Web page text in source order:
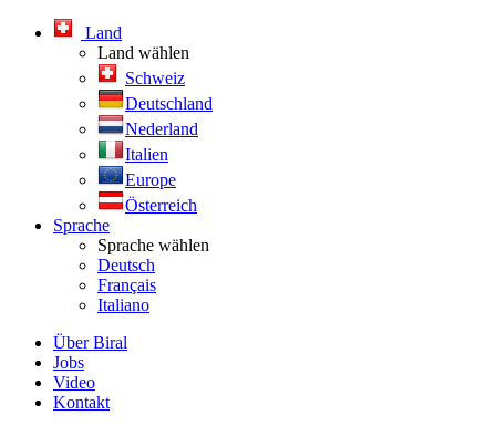
Land
Land wählen
Schweiz
Deutschland
Nederland
Italien
Europe
Österreich
Sprache
Sprache wählen
Deutsch
Français
Italiano
Über Biral
Jobs
Video
Kontakt